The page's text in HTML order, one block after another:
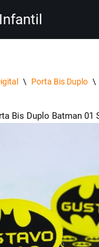
\ Porta Bis Duplo \
Bis Duplo Batman 01